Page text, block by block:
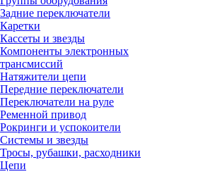
Задние переключатели
Каретки
Кассеты и звезды
Компоненты электронных
трансмиссий
Натяжители цепи
Передние переключатели
Переключатели на руле
Ременной привод
Рокринги и успокоители
Системы и звезды
Тросы, рубашки, расходники
Цепи